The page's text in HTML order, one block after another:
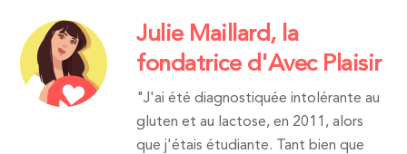
Julie Maillard, la
fondatrice d'Avec Plaisir
"J'ai été diagnostiquée intolérante au
gluten et au lactose, en 2011, alors
que j'étais étudiante. Tant bien que